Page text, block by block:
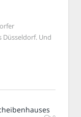
Düsseldorf. Und